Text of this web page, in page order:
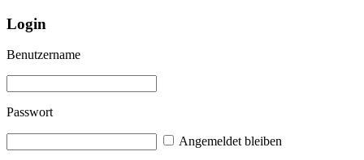
Login
Benutzername
Passwort
Angemeldet bleiben